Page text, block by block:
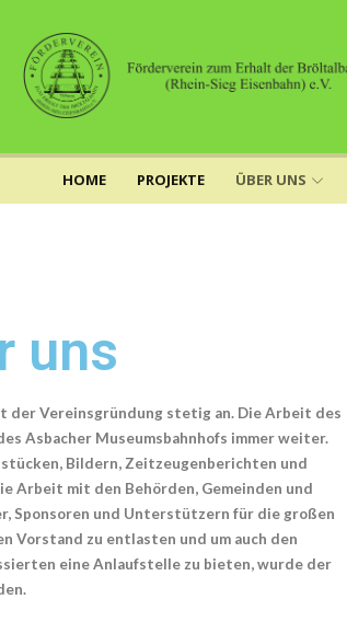
HOME PROJEKTE ÜBER UNS
uns
der Vereinsgründung stetig an. Die Arbeit des
Asbacher Museumsbahnhofs immer weiter.
Bildern, Zeitzeugenberichten und
Arbeit mit den Behörden, Gemeinden und
Sponsoren und Unterstützern für die großen
Vorstand zu entlasten und um auch den
eine Anlaufstelle zu bieten, wurde der